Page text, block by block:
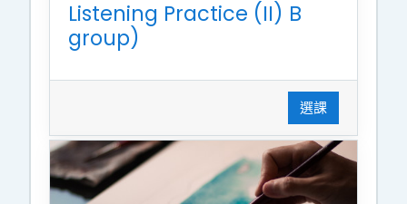
Listening Practice (II) B
group)
選課